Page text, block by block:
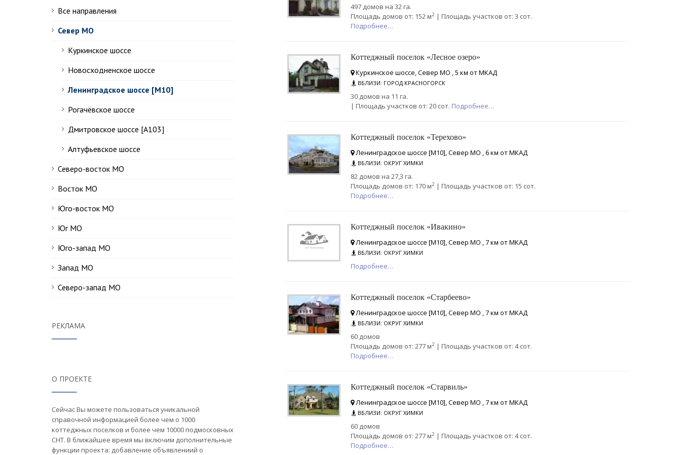
Все направления
Север МО
Куркинское шоссе
Новосходненское шоссе
Ленинградское шоссе [М10]
Рогачёвское шоссе
Дмитровское шоссе [А103]
Алтуфьевское шоссе
Северо-восток МО
Восток МО
Юго-восток МО
Юг МО
Юго-запад МО
Запад МО
Северо-запад МО
РЕКЛАМА
О ПРОЕКТЕ
Сейчас Вы можете пользоваться уникальной
справочной информацией более чем о 1000
коттеджных поселков и более чем 10000 подмосковных
СНТ. В ближайшее время мы включим дополнительные
функции проекта: добавление объявлениий о
497 домов на 32 га.
Площадь домов от: 152 м2 | Площадь участков от: 3 сот.
Подробнее…
Коттеджный поселок «Лесное озеро»
Куркинское шоссе, Север МО , 5 км от МКАД
ВБЛИЗИ: ГОРОД КРАСНОГОРСК
30 домов на 11 га.
| Площадь участков от: 20 сот. Подробнее…
Коттеджный поселок «Терехово»
Ленинградское шоссе [М10], Север МО , 6 км от МКАД
ВБЛИЗИ: ОКРУГ ХИМКИ
82 домов на 27,3 га.
Площадь домов от: 170 м2 | Площадь участков от: 15 сот.
Подробнее…
Коттеджный поселок «Ивакино»
Ленинградское шоссе [М10], Север МО , 7 км от МКАД
ВБЛИЗИ: ОКРУГ ХИМКИ
Подробнее…
Коттеджный поселок «Старбеево»
Ленинградское шоссе [М10], Север МО , 7 км от МКАД
ВБЛИЗИ: ОКРУГ ХИМКИ
60 домов
Площадь домов от: 277 м2 | Площадь участков от: 4 сот.
Подробнее…
Коттеджный поселок «Старвиль»
Ленинградское шоссе [М10], Север МО , 7 км от МКАД
ВБЛИЗИ: ОКРУГ ХИМКИ
60 домов
Площадь домов от: 277 м2 | Площадь участков от: 4 сот.
Подробнее…